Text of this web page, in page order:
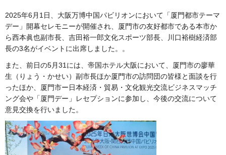
2025年6月1日、大阪万博中国パビリオンにおいて「厦門都市テーマ
デー」開幕セレモニーが開催され、厦門市の友好都市である本市か
ら西本眞也副市長、吉田裕一郎文化スポーツ部長、川口裕樹経済部
長の3名がイベントに出席しました。。
また、前日の5月31には、帝国ホテル大阪において、厦門市の廖華
生（りょう・かせい）副市長ほか厦門市の訪問団の皆様と面談を行
ったほか、厦門市ー日本経済・貿易・文化観光交流ビジネスマッチ
ング会や「厦門デー」レセプションに参加し、今後の交流について
意見交換を行いました。